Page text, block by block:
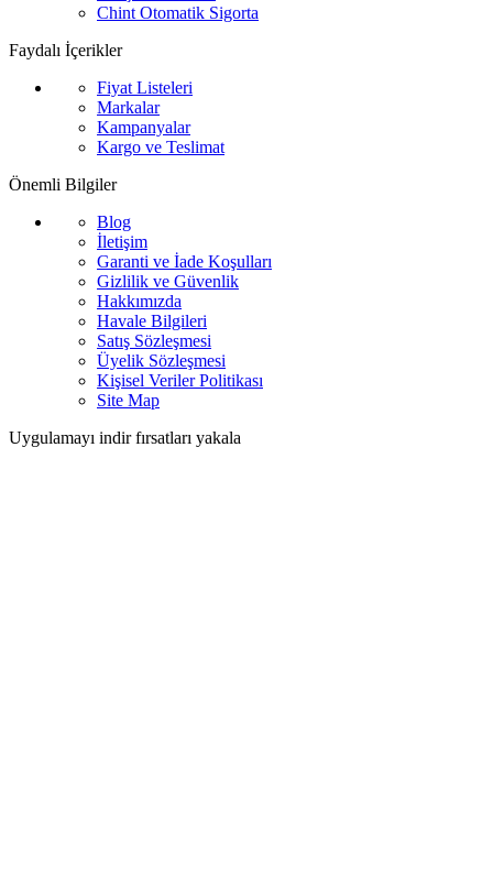
Chint Otomatik Sigorta
Faydalı İçerikler
Fiyat Listeleri
Markalar
Kampanyalar
Kargo ve Teslimat
Önemli Bilgiler
Blog
İletişim
Garanti ve İade Koşulları
Gizlilik ve Güvenlik
Hakkımızda
Havale Bilgileri
Satış Sözleşmesi
Üyelik Sözleşmesi
Kişisel Veriler Politikası
Site Map
Uygulamayı indir fırsatları yakala